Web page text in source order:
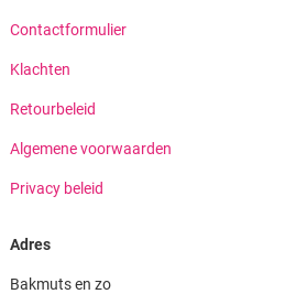
Contactformulier
Klachten
Retourbeleid
Algemene voorwaarden
Privacy beleid
Adres
Bakmuts en zo